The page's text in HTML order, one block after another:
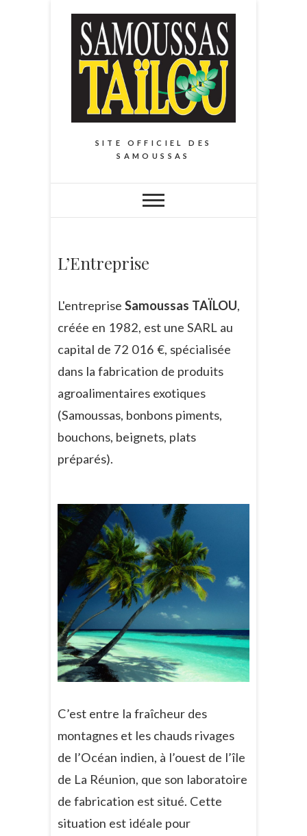
SITE OFFICIEL DES
SAMOUSSAS
L’Entreprise
L'entreprise Samoussas TAÏLOU,
créée en 1982, est une SARL au
capital de 72 016 €, spécialisée
dans la fabrication de produits
agroalimentaires exotiques
(Samoussas, bonbons piments,
bouchons, beignets, plats
préparés).
C’est entre la fraîcheur des
montagnes et les chauds rivages
de l’Océan indien, à l’ouest de l’île
de La Réunion, que son laboratoire
de fabrication est situé. Cette
situation est idéale pour